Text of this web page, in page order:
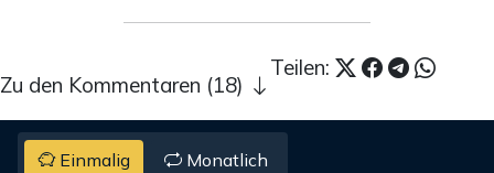
Teilen:
Zu den Kommentaren (18)
Einmalig Monatlich